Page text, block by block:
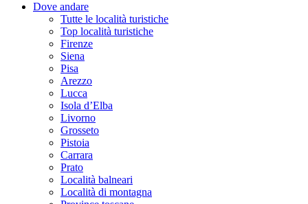
Dove andare
Tutte le località turistiche
Top località turistiche
Firenze
Siena
Pisa
Arezzo
Lucca
Isola d’Elba
Livorno
Grosseto
Pistoia
Carrara
Prato
Località balneari
Località di montagna